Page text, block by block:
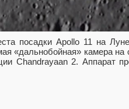
посадки Apollo 11 на
«дальнобойная» камера на
Chandrayaan 2. Аппарат